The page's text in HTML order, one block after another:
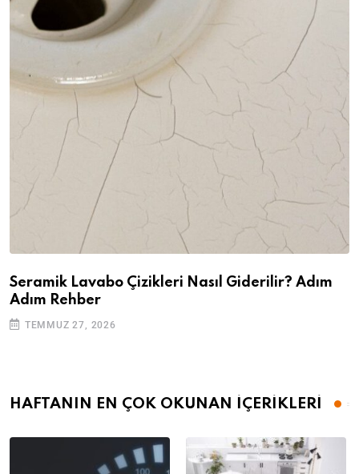
Seramik Lavabo Çizikleri Nasıl Giderilir? Adım
Adım Rehber
TEMMUZ 27, 2026
HAFTANIN EN ÇOK OKUNAN İÇERİKLERİ